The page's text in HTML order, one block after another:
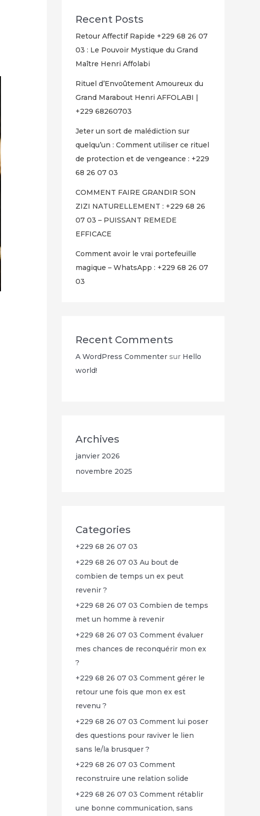
Recent Posts
Retour Affectif Rapide +229 68 26 07
03 : Le Pouvoir Mystique du Grand
Maître Henri Affolabi
Rituel d’Envoûtement Amoureux du
Grand Marabout Henri AFFOLABI |
+229 68260703
Jeter un sort de malédiction sur
quelqu’un : Comment utiliser ce rituel
de protection et de vengeance : +229
68 26 07 03
COMMENT FAIRE GRANDIR SON
ZIZI NATURELLEMENT : +229 68 26
07 03 – PUISSANT REMEDE
EFFICACE
Comment avoir le vrai portefeuille
magique – WhatsApp : +229 68 26 07
03
Recent Comments
A WordPress Commenter sur Hello
world!
Archives
janvier 2026
novembre 2025
Categories
+229 68 26 07 03
+229 68 26 07 03 Au bout de
combien de temps un ex peut
revenir ?
+229 68 26 07 03 Combien de temps
met un homme à revenir
+229 68 26 07 03 Comment évaluer
mes chances de reconquérir mon ex
?
+229 68 26 07 03 Comment gérer le
retour une fois que mon ex est
revenu ?
+229 68 26 07 03 Comment lui poser
des questions pour raviver le lien
sans le/la brusquer ?
+229 68 26 07 03 Comment
reconstruire une relation solide
+229 68 26 07 03 Comment rétablir
une bonne communication, sans